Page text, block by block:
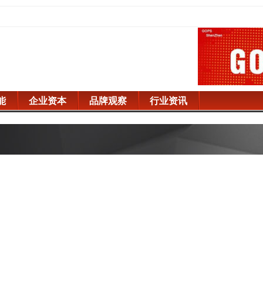
企业资本 品牌观察 行业资讯